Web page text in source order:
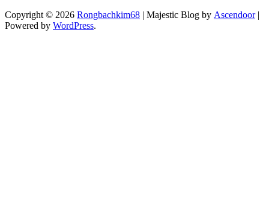
Copyright © 2026 Rongbachkim68 | Majestic Blog by Ascendoor|
Powered by WordPress.